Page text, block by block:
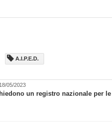
A.I.P.E.D.
05/2023
un registro nazionale per le